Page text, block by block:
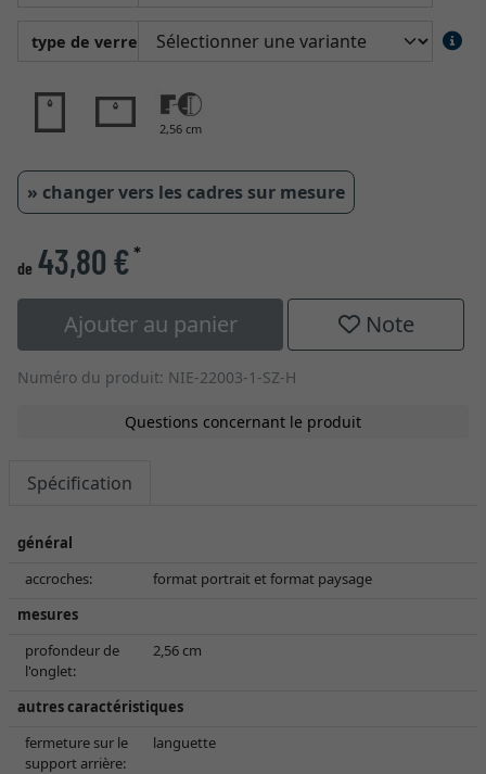
type de verre
2,56 cm
» changer vers les cadres sur mesure
de 43,80 €*
Ajouter au panier Note
Numéro du produit: NIE-22003-1-SZ-H
Questions concernant le produit
Spécification
général
accroches:
format portrait et format paysage
mesures
profondeur de
l'onglet:
2,56 cm
autres caractéristiques
fermeture sur le
support arrière:
languette